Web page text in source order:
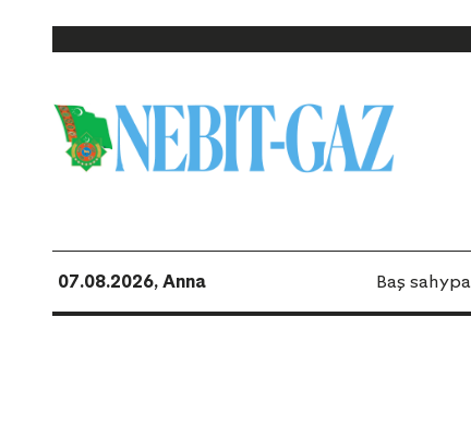
07.08.2026, Anna Baş sahypa